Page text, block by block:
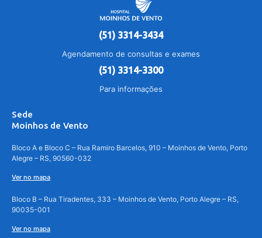
(51) 3314-3434
Agendamento de consultas e exames
(51) 3314-3300
Para informações
Sede
Moinhos de Vento
Bloco A e Bloco C – Rua Ramiro Barcelos, 910 – Moinhos de Vento, Porto
Alegre – RS, 90560-032
Ver no mapa
Bloco B – Rua Tiradentes, 333 – Moinhos de Vento, Porto Alegre – RS,
90035-001
Ver no mapa